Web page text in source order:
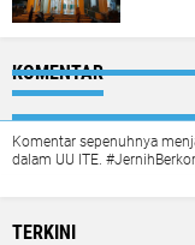
KOMENTAR
Komentar sepenuhnya
dalam UU ITE.
TERKINI